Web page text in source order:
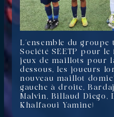
L’ensemble du
Société SEETP pour
jeux de maillots pour
dessous, les joueurs
nouveau maillot
gauche à droite,
Malvin, Billaud Diego,
Khalfaoui Yamine)